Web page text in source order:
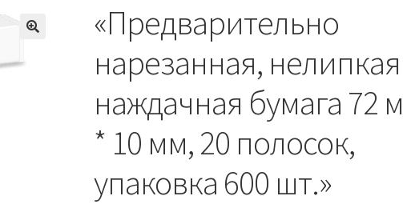
«Предварительно
нарезанная, нелипкая
наждачная бумага 72
* 10 мм, 20 полосок,
упаковка 600 шт.»